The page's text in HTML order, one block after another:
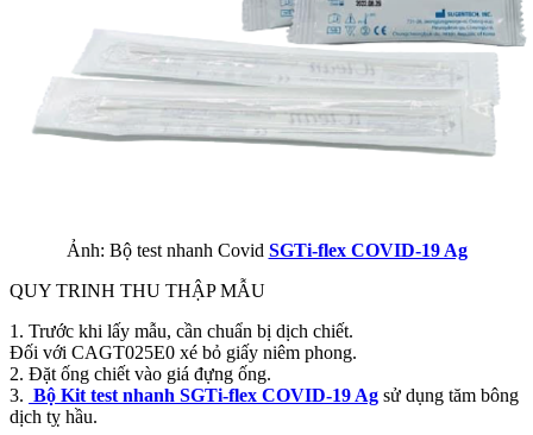
Ảnh: Bộ test nhanh Covid SGTi-flex COVID-19 Ag
QUY TRINH THU THẬP MẪU
1. Trước khi lấy mẫu, cần chuẩn bị dịch chiết.
Đối với CAGT025E0 xé bỏ giấy niêm phong.
2. Đặt ống chiết vào giá đựng ống.
3. Bộ Kit test nhanh SGTi-flex COVID-19 Ag sử dụng tăm bông
dịch tỵ hầu.